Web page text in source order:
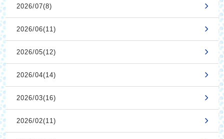
2026/07(8)
2026/06(11)
2026/05(12)
2026/04(14)
2026/03(16)
2026/02(11)